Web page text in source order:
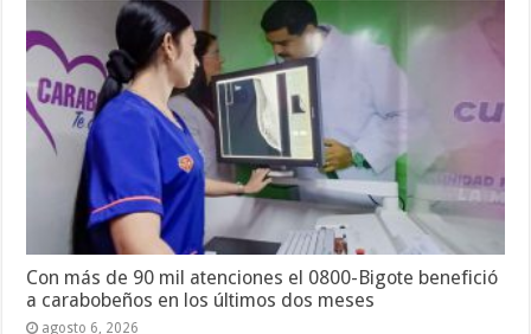
Con más de 90 mil atenciones el 0800-Bigote benefició
a carabobeños en los últimos dos meses
agosto 6, 2026